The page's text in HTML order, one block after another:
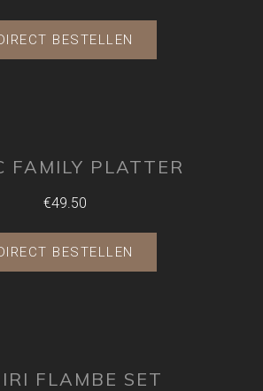
BESTELLEN
FAMILY PLATTER
€49.50
BESTELLEN
FLAMBE SET